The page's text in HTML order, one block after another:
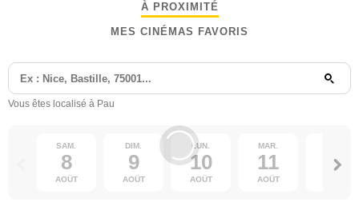
À PROXIMITÉ
MES CINÉMAS FAVORIS
Vous êtes localisé à Pau
SAM.
8
AOÛT
DIM.
9
AOÛT
LUN.
10
AOÛT
MAR.
11
AOÛT
12